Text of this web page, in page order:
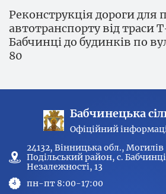
Реконструкція дороги для
автотранспорту від траси
Бабчинці до будинків по
80
Бабчинецька
Офіційний
24132, Вінницька обл.,
Подільський район, с.
Незалежності, 13
пн-пт 8:00-17:00